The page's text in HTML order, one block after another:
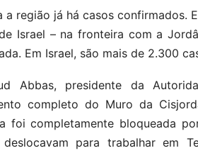
a região já há casos confirmados.
Israel – na fronteira com a
Em Israel, são mais de 2.300
Abbas, presidente da
completo do Muro da
foi completamente bloqueada
para trabalhar em